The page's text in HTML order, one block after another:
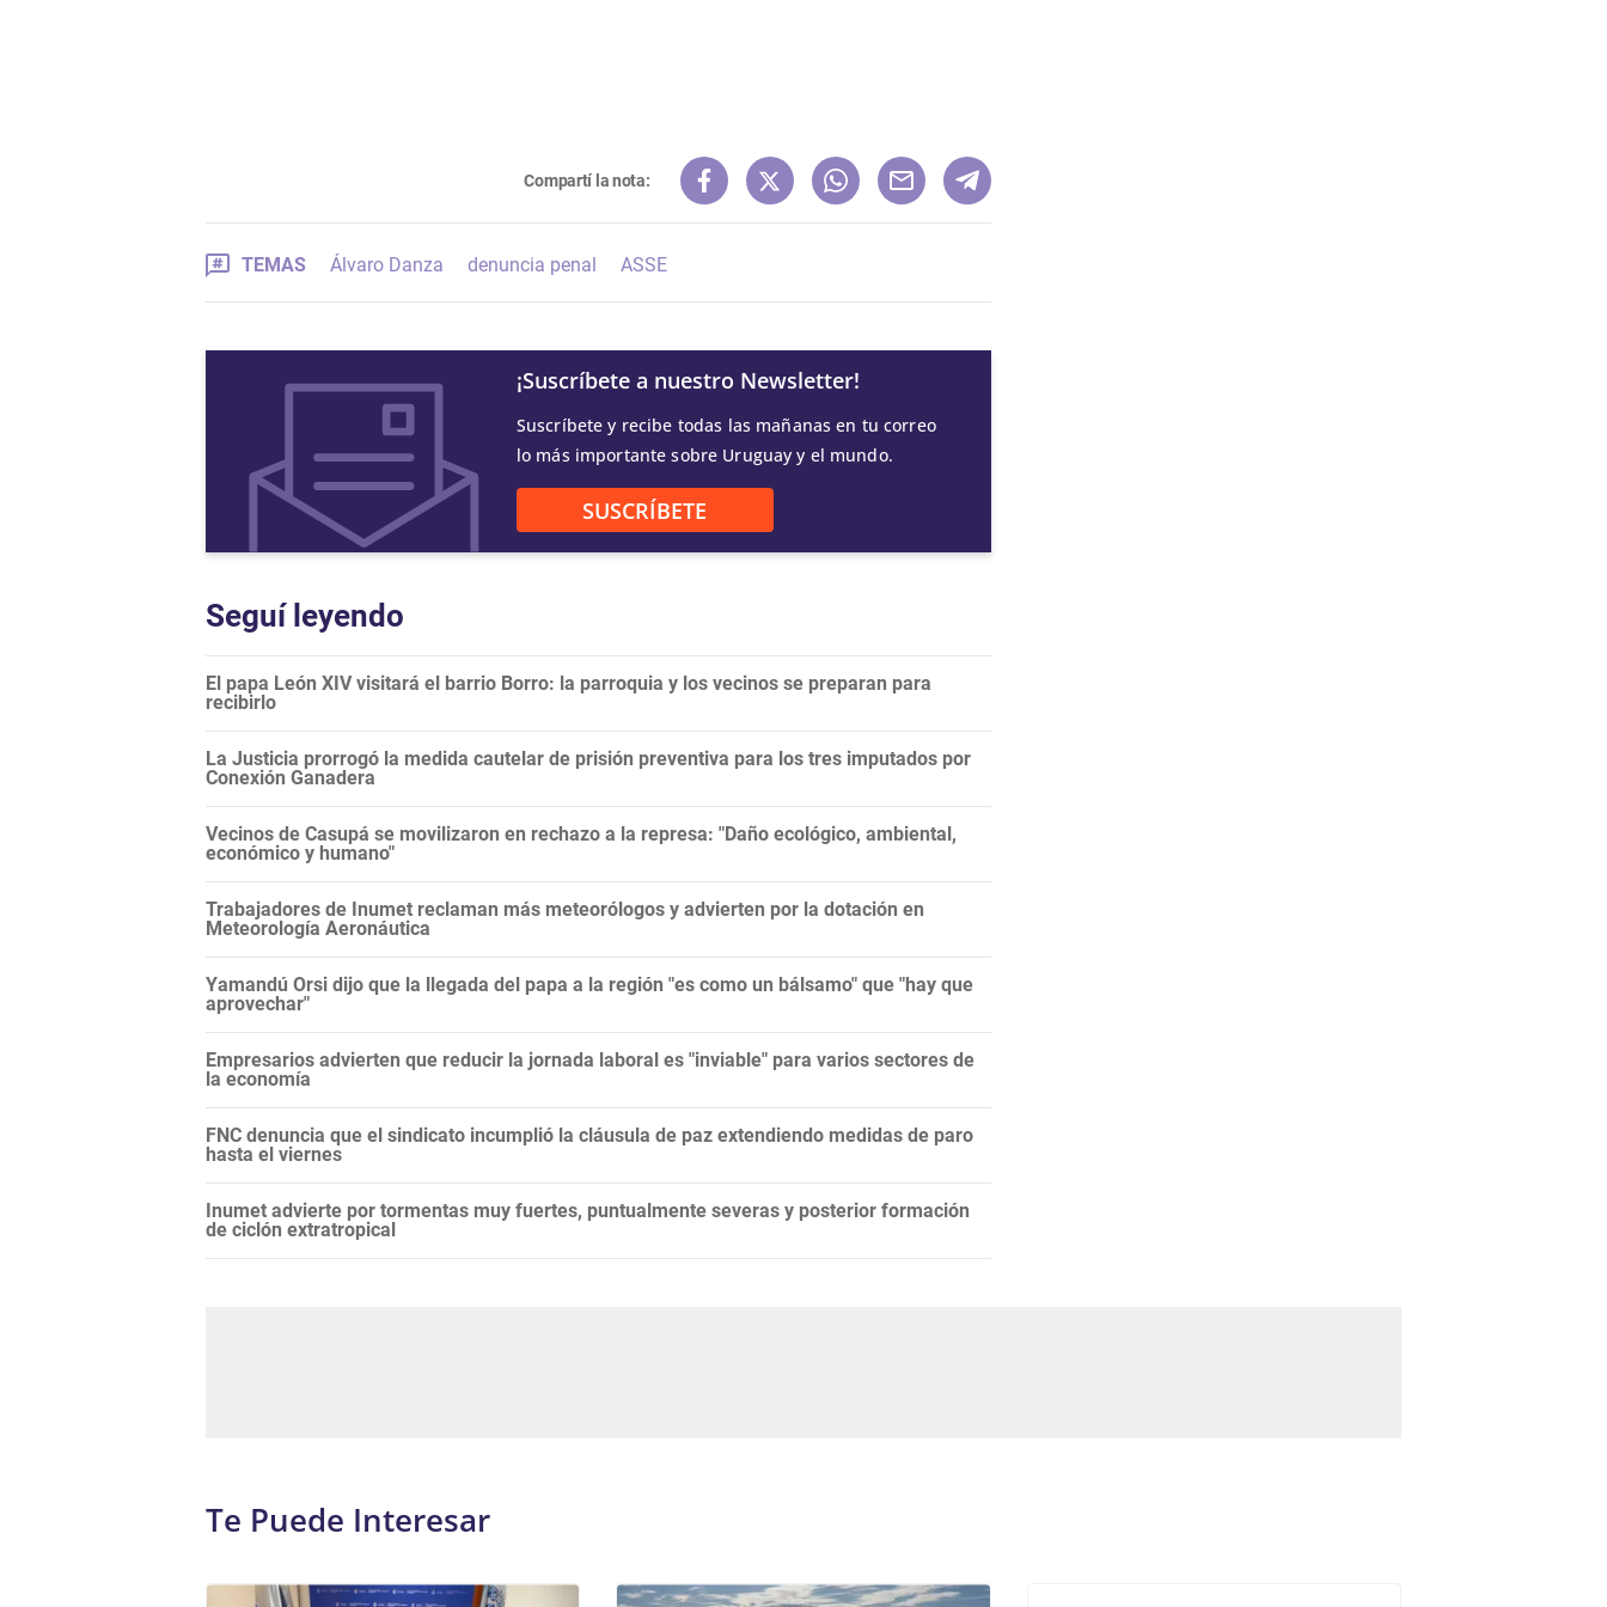
Compartí la nota:
TEMAS Álvaro Danza denuncia penal ASSE
¡Suscríbete a nuestro Newsletter!
Suscríbete y recibe todas las mañanas en tu correo
lo más importante sobre Uruguay y el mundo.
SUSCRÍBETE
Seguí leyendo
El papa León XIV visitará el barrio Borro: la parroquia y los vecinos se preparan para
recibirlo
La Justicia prorrogó la medida cautelar de prisión preventiva para los tres imputados por
Conexión Ganadera
Vecinos de Casupá se movilizaron en rechazo a la represa: "Daño ecológico, ambiental,
económico y humano"
Trabajadores de Inumet reclaman más meteorólogos y advierten por la dotación en
Meteorología Aeronáutica
Yamandú Orsi dijo que la llegada del papa a la región "es como un bálsamo" que "hay que
aprovechar"
Empresarios advierten que reducir la jornada laboral es "inviable" para varios sectores de
la economía
FNC denuncia que el sindicato incumplió la cláusula de paz extendiendo medidas de paro
hasta el viernes
Inumet advierte por tormentas muy fuertes, puntualmente severas y posterior formación
de ciclón extratropical
Te Puede Interesar